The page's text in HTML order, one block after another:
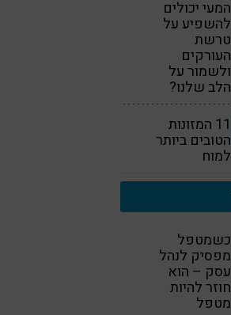
המעי יכולים
להשפיע על
טרשת
העורקים
ולשמור על
הלב שלנו?
11 המזונות
הטובים ביותר
למוח
כשמטפל
מפסיק לנהל
עסק – הוא
חוזר להיות
מטפל